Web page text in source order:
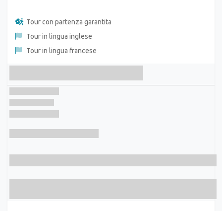
Tour con partenza garantita
Tour in lingua inglese
Tour in lingua francese